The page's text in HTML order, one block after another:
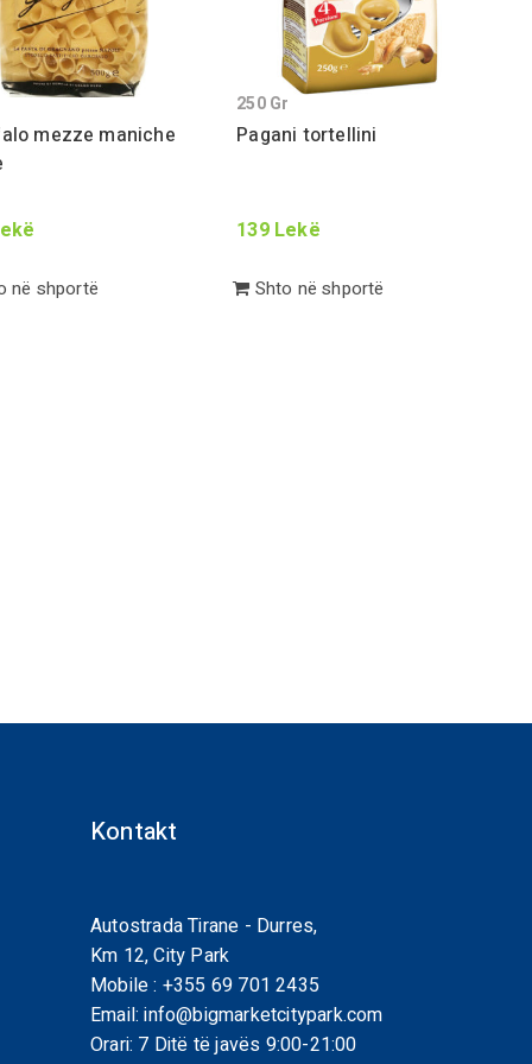
mezze maniche
në shportë
Pagani tortellini
250Gr
139Lekë
Shto në shportë
Kontakt
Autostrada Tirane - Durres,
Km 12, City Park
Mobile : +355 69 701 2435
Email:info@bigmarketcitypark.com
Orari: 7 Ditë të javës 9:00-21:00